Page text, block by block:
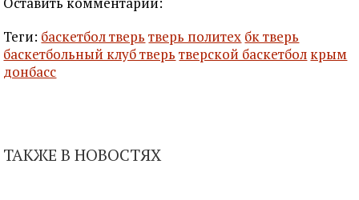
Теги: баскетбол тверь тверь политех бк тверь
баскетбольный клуб тверь тверской баскетбол крым
донбасс
ТАКЖЕ В НОВОСТЯХ